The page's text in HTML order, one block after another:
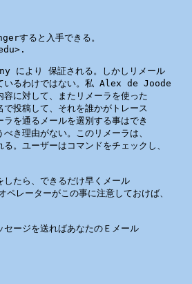
すると入手できる。
により 保証される。しかしリメール
いるわけではない。私 Alex de Joode
に対して、またリメーラを使った
投稿して、それを誰かがトレース
を通るメールを選別する事はでき
き理由がない。このリメーラは、
。ユーザーはコマンドをチェックし、
したら、できるだけ早くメール
レーターがこの事に注意しておけば、
ージを送ればあなたのＥメール